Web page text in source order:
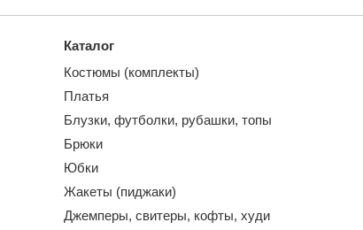
Каталог
Костюмы (комплекты)
Платья
Блузки, футболки, рубашки, топы
Брюки
Юбки
Жакеты (пиджаки)
Джемперы, свитеры, кофты, худи